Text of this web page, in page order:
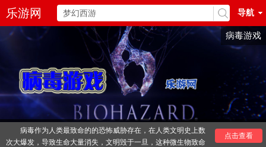
乐游网 导航
病毒游戏
病毒作为人类最致命的的恐怖威胁存在，在人类文明史上数
次大爆发，导致生命大量消失，文明毁于一旦，这种微生物致命
点击查看